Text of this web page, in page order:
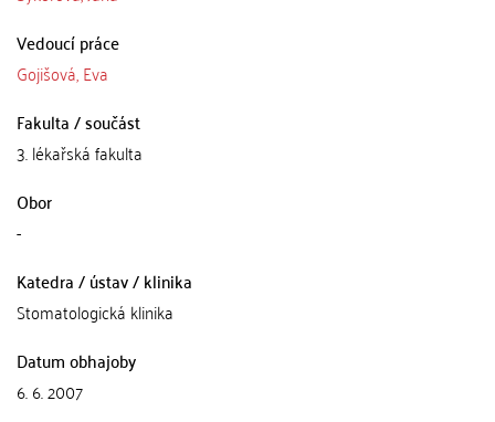
Vedoucí práce
Gojišová, Eva
Fakulta / součást
3. lékařská fakulta
Obor
-
Katedra / ústav / klinika
Stomatologická klinika
Datum obhajoby
6. 6. 2007